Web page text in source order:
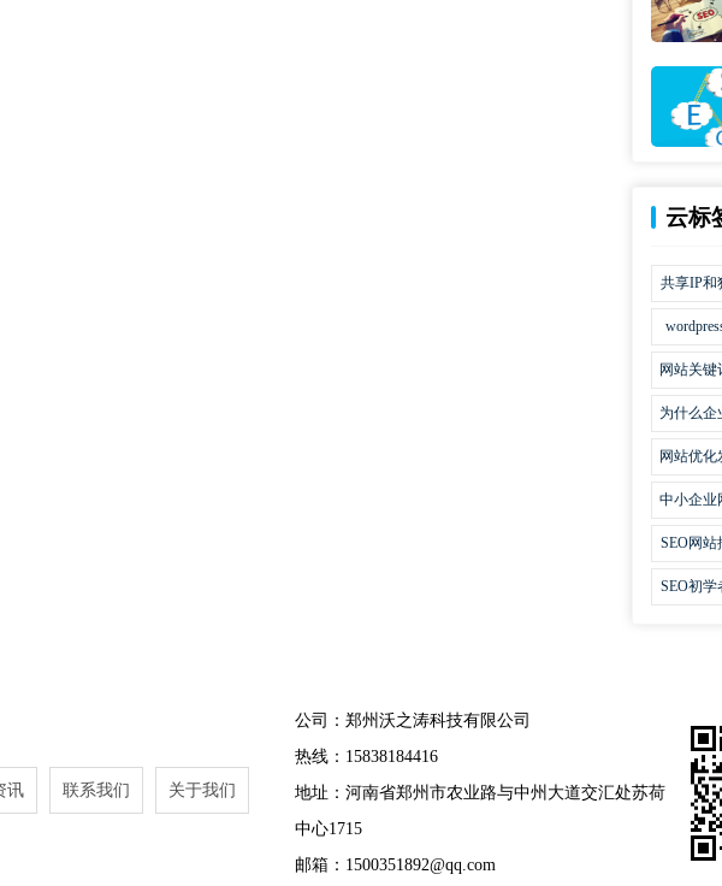
云标
共享IP和
集插
网站关键
么
为什么企
网站SEO
网站优化
中小企业
法
SEO网站
法宝
SEO初学
讯 联系我们 关于我们
公司：郑州沃之涛科技有限公司
热线：15838184416
地址：河南省郑州市农业路与中州大道交汇处苏荷
中心1715
邮箱：1500351892@qq.com